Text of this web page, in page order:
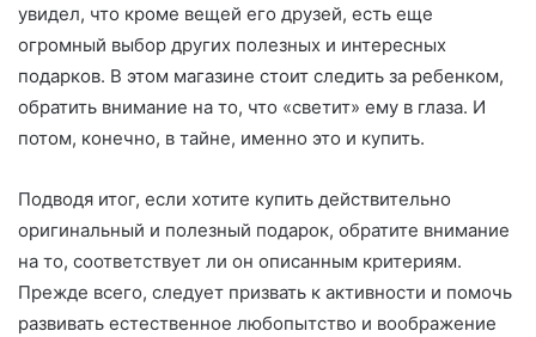
увидел, что кроме вещей его друзей, есть еще
огромный выбор других полезных и интересных
подарков. В этом магазине стоит следить за ребенком,
обратить внимание на то, что «светит» ему в глаза. И
потом, конечно, в тайне, именно это и купить.
Подводя итог, если хотите купить действительно
оригинальный и полезный подарок, обратите внимание
на то, соответствует ли он описанным критериям.
Прежде всего, следует призвать к активности и помочь
развивать естественное любопытство и воображение